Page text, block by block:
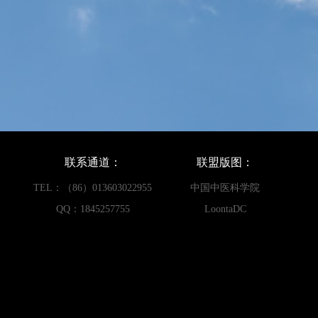
联系通道：
TEL：（86）013603022955
QQ：1845257755
联盟版图：
中国中医科学院
LoontaDC